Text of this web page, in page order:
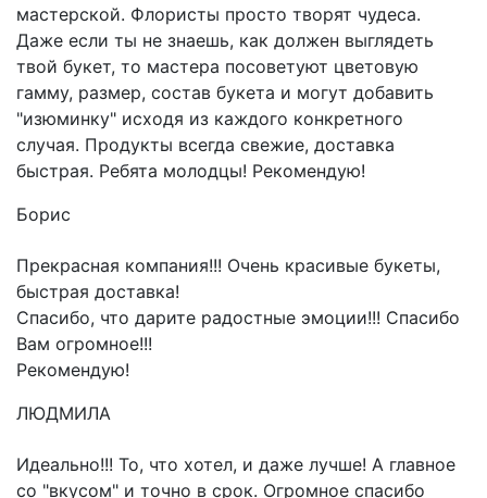
мастерской. Флористы просто творят чудеса.
Даже если ты не знаешь, как должен выглядеть
твой букет, то мастера посоветуют цветовую
гамму, размер, состав букета и могут добавить
"изюминку" исходя из каждого конкретного
случая. Продукты всегда свежие, доставка
быстрая. Ребята молодцы! Рекомендую!
Борис
Прекрасная компания!!! Очень красивые букеты,
быстрая доставка!
Спасибо, что дарите радостные эмоции!!! Спасибо
Вам огромное!!!
Рекомендую!
ЛЮДМИЛА
Идеально!!! То, что хотел, и даже лучше! А главное
со "вкусом" и точно в срок. Огромное спасибо